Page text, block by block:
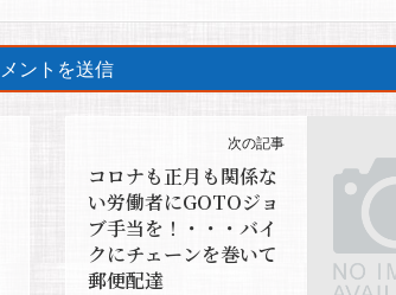
次の記事
コロナも正月も関係な
い労働者にGOTOジョ
ブ手当を！・・・バイ
クにチェーンを巻いて
郵便配達